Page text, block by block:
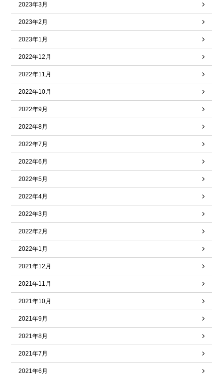
2023年3月
2023年2月
2023年1月
2022年12月
2022年11月
2022年10月
2022年9月
2022年8月
2022年7月
2022年6月
2022年5月
2022年4月
2022年3月
2022年2月
2022年1月
2021年12月
2021年11月
2021年10月
2021年9月
2021年8月
2021年7月
2021年6月